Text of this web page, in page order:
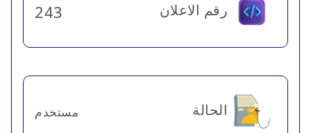
رقم الاعلان 243
الحالة مستخدم